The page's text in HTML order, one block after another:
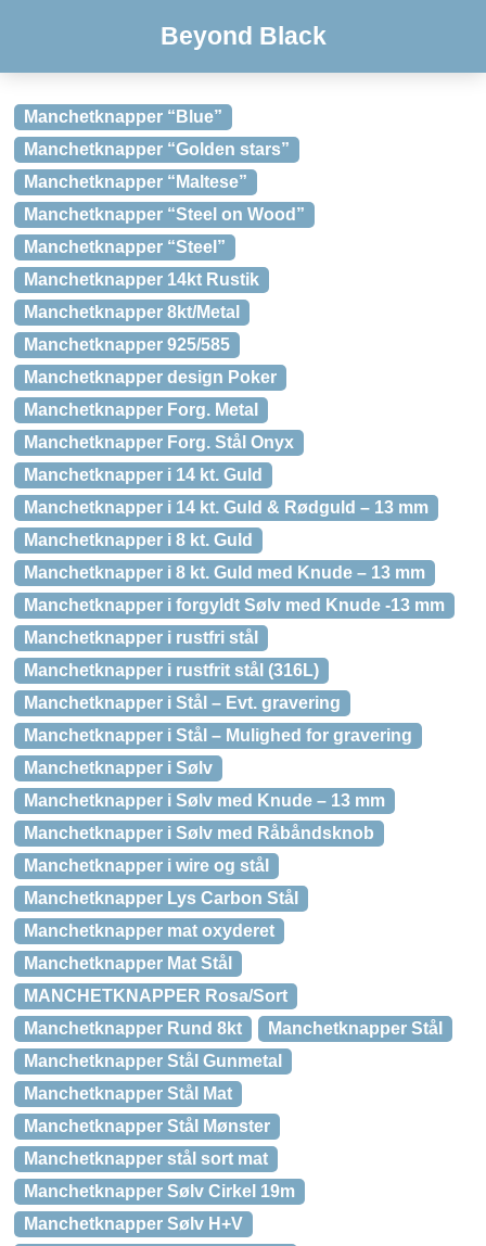
Beyond Black
Manchetknapper “Blue”
Manchetknapper “Golden stars”
Manchetknapper “Maltese”
Manchetknapper “Steel on Wood”
Manchetknapper “Steel”
Manchetknapper 14kt Rustik
Manchetknapper 8kt/Metal
Manchetknapper 925/585
Manchetknapper design Poker
Manchetknapper Forg. Metal
Manchetknapper Forg. Stål Onyx
Manchetknapper i 14 kt. Guld
Manchetknapper i 14 kt. Guld & Rødguld – 13 mm
Manchetknapper i 8 kt. Guld
Manchetknapper i 8 kt. Guld med Knude – 13 mm
Manchetknapper i forgyldt Sølv med Knude -13 mm
Manchetknapper i rustfri stål
Manchetknapper i rustfrit stål (316L)
Manchetknapper i Stål – Evt. gravering
Manchetknapper i Stål – Mulighed for gravering
Manchetknapper i Sølv
Manchetknapper i Sølv med Knude – 13 mm
Manchetknapper i Sølv med Råbåndsknob
Manchetknapper i wire og stål
Manchetknapper Lys Carbon Stål
Manchetknapper mat oxyderet
Manchetknapper Mat Stål
MANCHETKNAPPER Rosa/Sort
Manchetknapper Rund 8kt
Manchetknapper Stål
Manchetknapper Stål Gunmetal
Manchetknapper Stål Mat
Manchetknapper Stål Mønster
Manchetknapper stål sort mat
Manchetknapper Sølv Cirkel 19m
Manchetknapper Sølv H+V